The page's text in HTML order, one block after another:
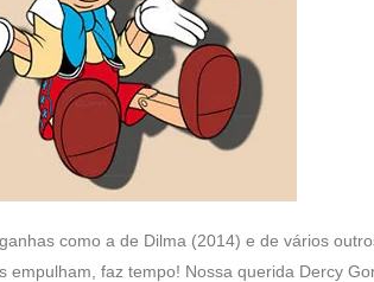
como a de Dilma (2014) e de vários
faz tempo! Nossa querida Dercy